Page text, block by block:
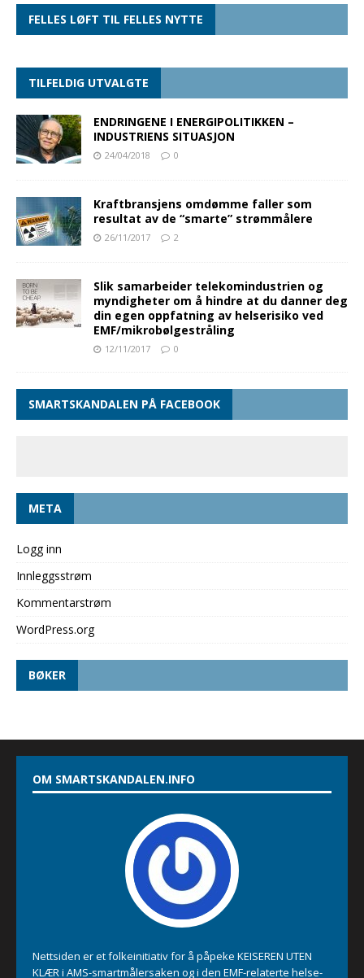
FELLES LØFT TIL FELLES NYTTE
TILFELDIG UTVALGTE
ENDRINGENE I ENERGIPOLITIKKEN –
INDUSTRIENS SITUASJON
24/04/2018 0
Kraftbransjens omdømme faller som
resultat av de “smarte” strømmålere
26/11/2017 2
Slik samarbeider telekomindustrien og
myndigheter om å hindre at du danner deg
din egen oppfatning av helserisiko ved
EMF/mikrobølgestråling
12/11/2017 0
SMARTSKANDALEN PÅ FACEBOOK
META
Logg inn
Innleggsstrøm
Kommentarstrøm
WordPress.org
BØKER
OM SMARTSKANDALEN.INFO
Nettsiden er et folkeinitiativ for å påpeke KEISEREN UTEN
KLÆR i AMS-smartmålersaken og i den EMF-relaterte helse-